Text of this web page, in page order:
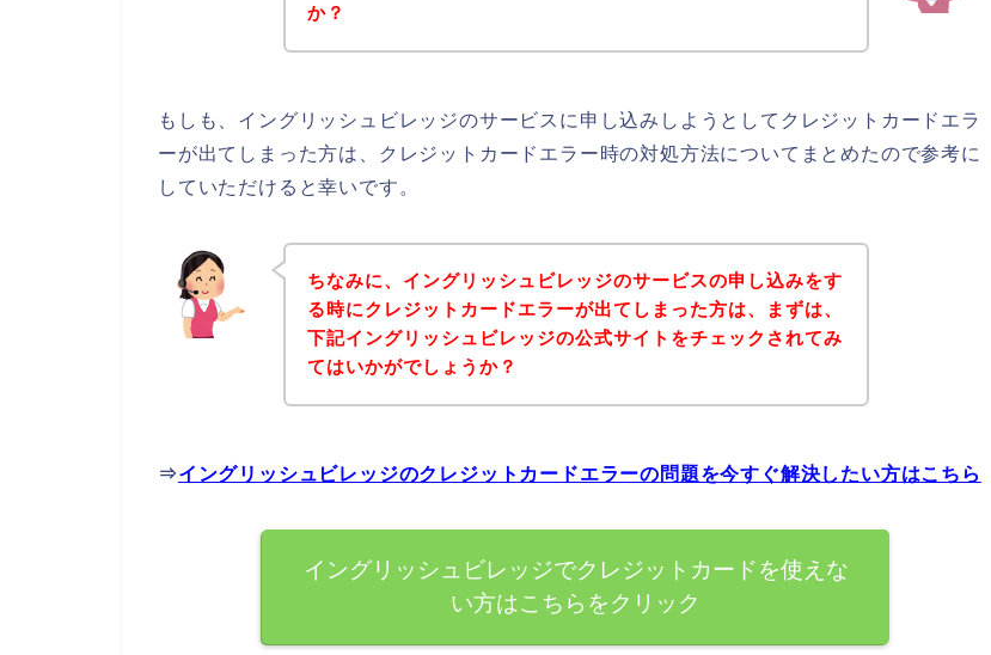
か？
もしも、イングリッシュビレッジのサービスに申し込みしようとしてクレジットカードエラ
ーが出てしまった方は、クレジットカードエラー時の対処方法についてまとめたので参考に
していただけると幸いです。
ちなみに、イングリッシュビレッジのサービスの申し込みをす
る時にクレジットカードエラーが出てしまった方は、まずは、
下記イングリッシュビレッジの公式サイトをチェックされてみ
てはいかがでしょうか？
⇒イングリッシュビレッジのクレジットカードエラーの問題を今すぐ解決したい方はこちら
イングリッシュビレッジでクレジットカードを使えな
い方はこちらをクリック